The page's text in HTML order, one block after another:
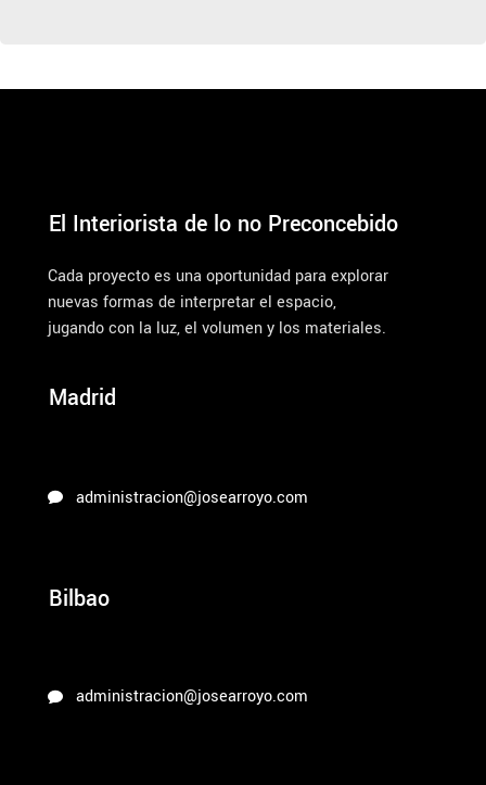
El Interiorista de lo no Preconcebido
Cada proyecto es una oportunidad para explorar
nuevas formas de interpretar el espacio,
jugando con la luz, el volumen y los materiales.
Madrid
administracion@josearroyo.com
Bilbao
administracion@josearroyo.com